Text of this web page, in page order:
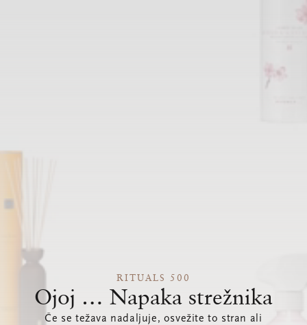
RITUALS 500
Ojoj … Napaka strežnika
Če se težava nadaljuje, osvežite to stran ali